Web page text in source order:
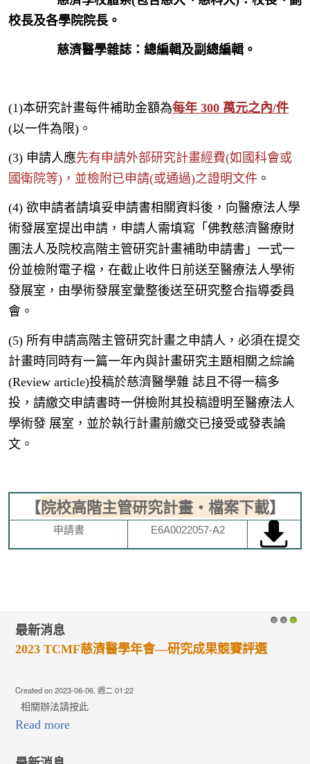
校長及各學院院長。
慈濟醫學雜誌：總編輯及副總編輯。
(1)本研究計畫每件補助金額為每年 300 萬元之內/件
(以一件為限)。
(3) 申請人應先有申請外部研究計畫經費(如國科會或
國衛院等)，並檢附已申請(或通過)之證明文件 。
(4) 欲申請者請填妥申請書相關資料後，向醫療法人學
術發展室提出申請，申請人需填寫「佛教慈濟醫療財
團法人及院校高階主管研究計畫補助申請書」一式一
份並檢附電子檔，在截止收件日前送至醫療法人學術
發展室，由學術發展室彙整後送至研究整合指導委員
會。
(5) 所有申請高階主管研究計畫之申請人，必須在提交
計畫時同時有一篇一年內與計畫研究主題相關之綜論
(Review article)投稿於慈濟醫學雜 誌且不得一稿多
投，請繳交申請書時一併檢附其投稿證明至醫療法人
學術發 展室，並於執行計畫前繳交已接受或發表論
文。
【院校高階主管研究計畫‧檔案下載】
申請書 E6A0022057-A2
最新消息
2023 TCMF慈濟醫學年會—研究成果競賽評選
Created on 2023-06-06, 週二 01:22
相關辦法請按此
Read more